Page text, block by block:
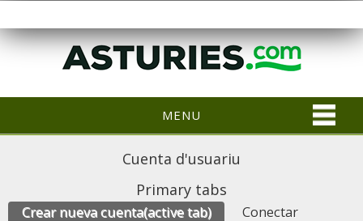
MENU
Cuenta d'usuariu
Primary tabs
Crear nueva cuenta(active tab)
Conectar